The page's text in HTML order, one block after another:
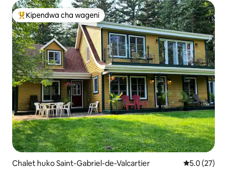
Kipendwa maarufu cha wageni
Kipendwa cha wageni
Chalet huko Saint-Gabriel-de-Valcartier Ukadiriaji
5.0 (27)